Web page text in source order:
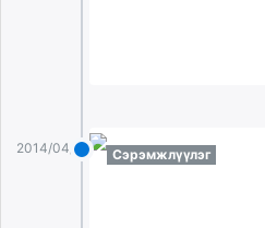
shuud.mn
2014/04/30 Сэрэмжлүүлэг